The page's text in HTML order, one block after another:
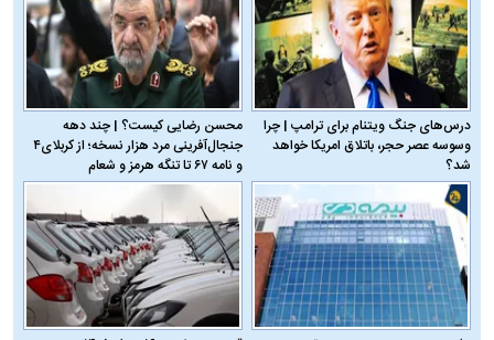
درس‌های جنگ ویتنام برای ترامپ | چرا
وسوسه عصر حجر، باتلاق امریکا خواهد
شد؟
محسن رضایی کیست؟ | چند دهه
جنجال‌آفرینی مرد هزار نسخه؛ از کربلای۴
و نامه ۶۷ تا تنگه هرمز و شعام